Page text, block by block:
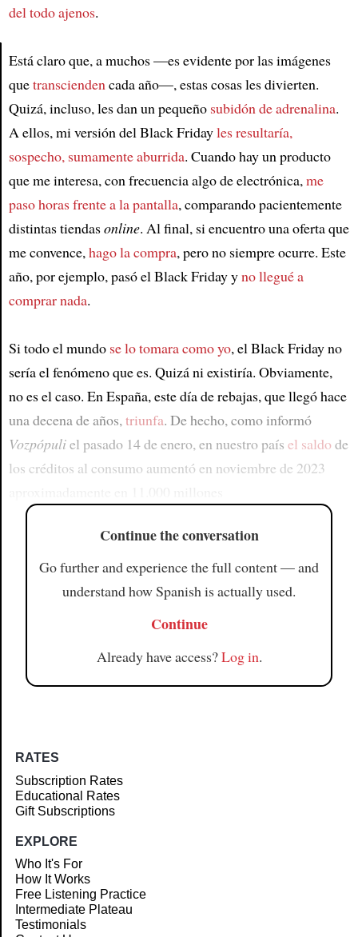
Article
del todo ajenos.
Está claro que, a muchos —es evidente por las imágenes
quetransciendencada año—, estas cosas les divierten.
Quizá, incluso, les dan un pequeño subidón de adrenalina.
A ellos, mi versión del Black Fridayles resultaría,
sospecho, sumamente aburrida. Cuando hay un producto
que me interesa, con frecuencia algo de electrónica,me
paso horas frente a la pantalla, comparando pacientemente
distintas tiendasonline. Al final, si encuentro una oferta que
me convence,hago la compra, pero no siempre ocurre. Este
año, por ejemplo, pasó el Black Friday yno llegué a
comprar nada.
Si todo el mundo se lo tomara como yo, el Black Friday no
sería el fenómeno que es. Quizá ni existiría. Obviamente,
no es el caso. En España, este día de rebajas, que llegó hace
una decena de años,triunfa. De hecho, como informó
Vozpópuliel pasado 14 de enero, en nuestro país el saldo de
los créditos al consumo aumentó en noviembre de 2023
Continue the conversation
Go further and experience the full content — and
understand how Spanish is actually used.
Continue
Already have access?Log in.
RATES
Subscription Rates
Educational Rates
Gift Subscriptions
EXPLORE
Who It's For
How It Works
Free Listening Practice
Intermediate Plateau
Testimonials